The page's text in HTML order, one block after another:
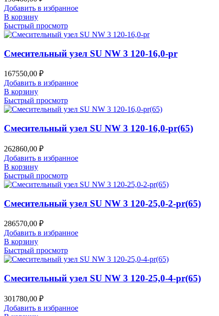
Добавить в избранное
В корзину
Быстрый просмотр
Смесительный узел SU NW 3 120-16,0-pr
167550,00 ₽
Добавить в избранное
В корзину
Быстрый просмотр
Смесительный узел SU NW 3 120-16,0-pr(65)
262860,00 ₽
Добавить в избранное
В корзину
Быстрый просмотр
Смесительный узел SU NW 3 120-25,0-2-pr(65)
286570,00 ₽
Добавить в избранное
В корзину
Быстрый просмотр
Смесительный узел SU NW 3 120-25,0-4-pr(65)
301780,00 ₽
Добавить в избранное